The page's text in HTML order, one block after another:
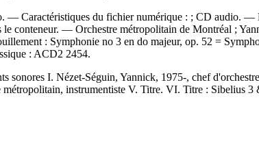
— Caractéristiques du fichier numérique : ; CD audio. —
le conteneur. — Orchestre métropolitain de Montréal ;
: Symphonie no 3 en do majeur, op. 52 =
: ACD2 2454.
sonores I. Nézet-Séguin, Yannick, 1975-, chef
instrumentiste V. Titre. VI. Titre : Sibelius